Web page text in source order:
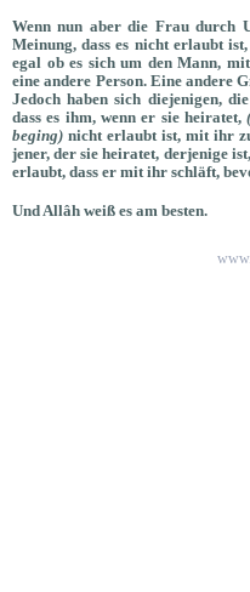
Wenn nun aber die Frau durch
Meinung, dass es nicht erlaubt
egal ob es sich um den Mann,
eine andere Person. Eine andere
Jedoch haben sich diejenigen,
dass es ihm, wenn er sie heiratet,
beging) nicht erlaubt ist, mit ihr
jener, der sie heiratet, derjenige
erlaubt, dass er mit ihr schläft,
Und Allâh weiß es am besten.